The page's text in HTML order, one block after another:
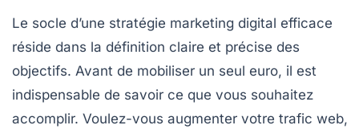
Le socle d’une stratégie marketing digital efficace
réside dans la définition claire et précise des
objectifs. Avant de mobiliser un seul euro, il est
indispensable de savoir ce que vous souhaitez
accomplir. Voulez-vous augmenter votre trafic web,